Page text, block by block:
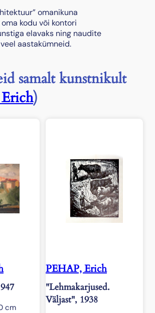
omanikuna
kodu või kontori
elavaks ning naudite
aastakümneid.
samalt kunstnikult
)
cm
PEHAP, Erich
"Lehmakarjused.
Väljast", 1938